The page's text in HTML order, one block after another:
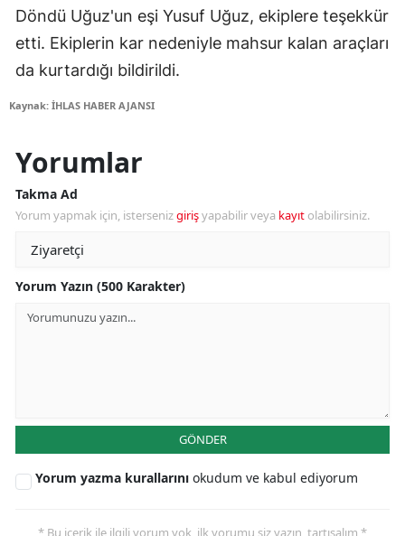
Döndü Uğuz'un eşi Yusuf Uğuz, ekiplere teşekkür
etti. Ekiplerin kar nedeniyle mahsur kalan araçları
da kurtardığı bildirildi.
Kaynak: İHLAS HABER AJANSI
Yorumlar
Takma Ad
Yorum yapmak için, istersenizgirişyapabilir veya kayıt olabilirsiniz.
Yorum Yazın (500 Karakter)
GÖNDER
Yorum yazma kurallarını okudum ve kabul ediyorum
* Bu içerik ile ilgili yorum yok, ilk yorumu siz yazın, tartışalım *